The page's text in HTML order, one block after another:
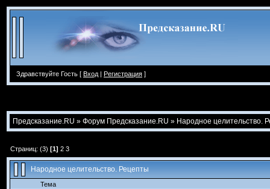
Здравствуйте Гость [ Вход | Регистрация ]
Предсказание.RU » Форум Предсказание.RU » Народное целительство.
Страниц: (3) [1] 2 3
Народное целительство. Рецепты
Тема